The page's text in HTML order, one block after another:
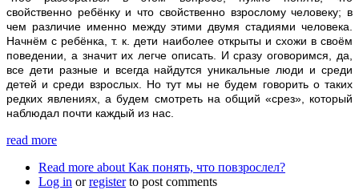
свойственно ребёнку и что свойственно взрослому человеку; в
чем различие именно между этими двумя стадиями человека.
Начнём с ребёнка, т. к. дети наиболее открыты и схожи в своём
поведении, а значит их легче описать. И сразу оговоримся, да,
все дети разные и всегда найдутся уникальные люди и среди
детей и среди взрослых. Но тут мы не будем говорить о таких
редких явлениях, а будем смотреть на общий «срез», который
наблюдал почти каждый из нас.
read more
Read more about Как понять, что повзрослел?
Log in orregisterto post comments